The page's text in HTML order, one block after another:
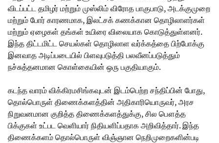
விடப்பட்ட தமிழர் மற்றும் முஸ்லிம் விரோத பாகுபாடு, அடக்குமுறை
மற்றும் போர் காரணமாக, இலட்சக் கணக்கான தொழிலாளர்கள்
மற்றும் ஏழைகள் தங்கள் உயிரை விலையாக கொடுத்துள்ளனர்.
இந்த திட்டமிட்ட செயல்கள் தொழிலாள வர்க்கத்தை பிற்போக்கு
இனவாத அடிப்படையில் பிளவுபடுத்தி பலவீனப்படுத்தும்
நச்சுத்தனமான கொள்கையின் ஒரு பகுதியாகும்.
கடந்த வாரம் விக்கிரமசிங்கவுடன் இடம்பெற்ற சந்திப்பின் போது,
தொல்பொருள் திணைக்களத்தின் அதிகாரியொருவர், அரச
நிறுவனமான குறித்த திணைக்களத்துக்கு, சில பௌத்த
பிக்குகள் உட்பட வெளியார் நிதியளிப்பதாக அறிவித்தார். இந்த
திணைக்களம் தொல்பொருள் விஞ்ஞான நெறிமுறைகளின்படி